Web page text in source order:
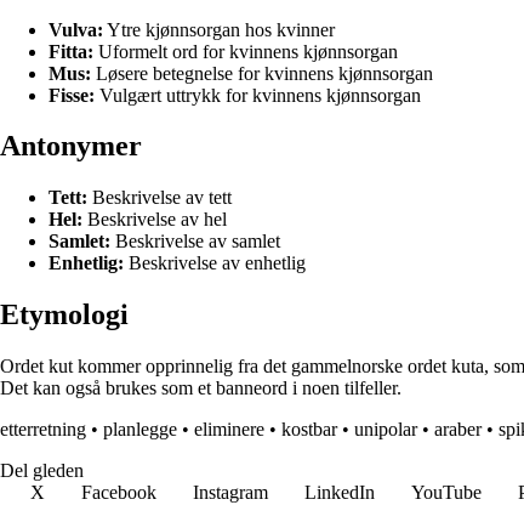
Vulva: Ytre kjønnsorgan hos kvinner
Fitta: Uformelt ord for kvinnens kjønnsorgan
Mus: Løsere betegnelse for kvinnens kjønnsorgan
Fisse: Vulgært uttrykk for kvinnens kjønnsorgan
Antonymer
Tett: Beskrivelse av tett
Hel: Beskrivelse av hel
Samlet: Beskrivelse av samlet
Enhetlig: Beskrivelse av enhetlig
Etymologi
Ordet kut kommer opprinnelig fra det gammelnorske ordet kuta,
Det kan også brukes som et banneord i noen tilfeller.
etterretning • planlegge • eliminere • kostbar• unipolar• araber•
Del gleden
X
Facebook Instagram LinkedIn YouTube